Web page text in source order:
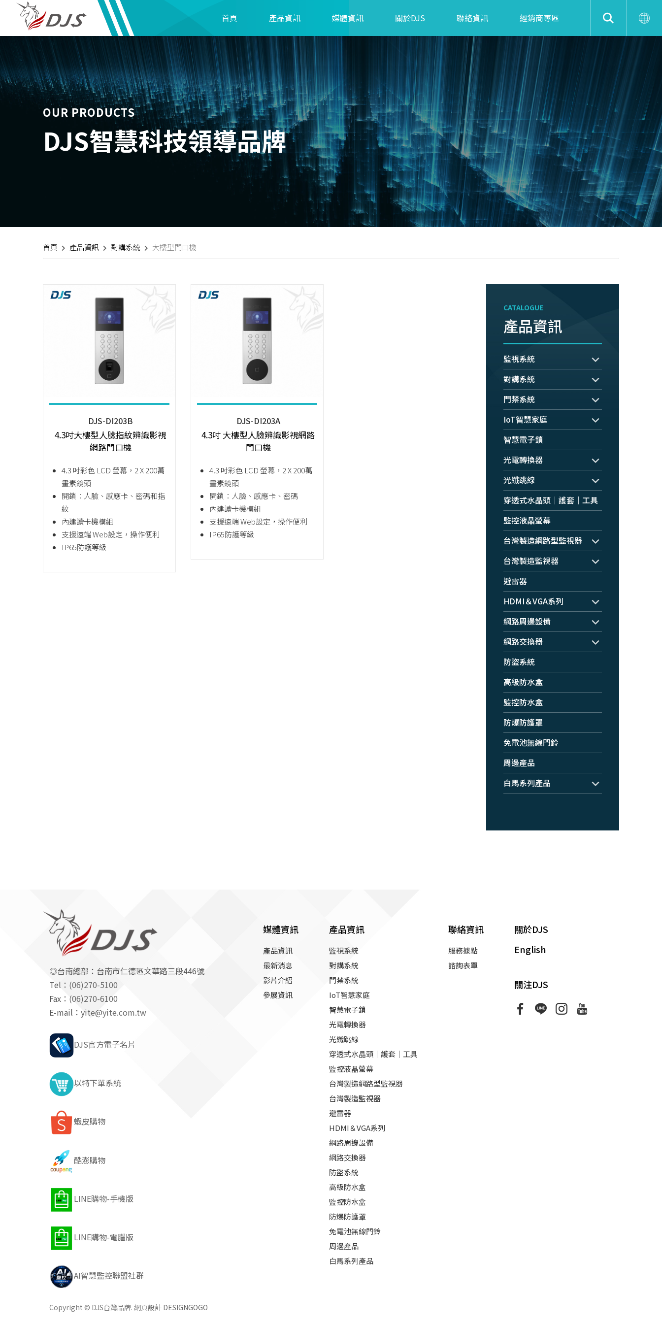
首頁 產品資訊 媒體資訊 關於DJS 聯絡資訊 經銷商專區
OUR PRODUCTS
DJS智慧科技領導品牌
首頁 產品資訊 對講系統 大樓型門口機
DJS-DI203B
4.3吋大樓型人臉指紋辨識影視
網路門口機
4.3 吋彩色 LCD 螢幕，2 X 200萬
畫素鏡頭
開鎖：人臉、感應卡、密碼和指
紋
內建讀卡機模組
支援遠端 Web設定，操作便利
IP65防護等級
DJS-DI203A
4.3吋 大樓型人臉辨識影視網路
門口機
4.3 吋彩色 LCD 螢幕，2 X 200萬
畫素鏡頭
開鎖：人臉、感應卡、密碼
內建讀卡機模組
支援遠端 Web設定，操作便利
IP65防護等級
CATALOGUE
產品資訊
監視系統
對講系統
門禁系統
IoT智慧家庭
智慧電子鎖
光電轉換器
光纖跳線
穿透式水晶頭｜護套｜工具
監控液晶螢幕
台灣製造網路型監視器
台灣製造監視器
避雷器
HDMI＆VGA系列
網路周邊設備
網路交換器
防盜系統
高級防水盒
監控防水盒
防爆防護罩
免電池無線門鈴
周邊產品
白馬系列產品
◎台南總部：台南市仁德區文華路三段446號
Tel： (06)270-5100
Fax： (06)270-6100
E-mail： yite@yite.com.tw
DJS官方電子名片
以特下單系統
蝦皮購物
酷澎購物
LINE購物-手機版
LINE購物-電腦版
AI智慧監控聯盟社群
Copyright © DJS台灣品牌. 網頁設計 DESIGNGOGO
媒體資訊
產品資訊
最新消息
影片介紹
參展資訊
產品資訊
監視系統
對講系統
門禁系統
IoT智慧家庭
智慧電子鎖
光電轉換器
光纖跳線
穿透式水晶頭｜護套｜工具
監控液晶螢幕
台灣製造網路型監視器
台灣製造監視器
避雷器
HDMI＆VGA系列
網路周邊設備
網路交換器
防盜系統
高級防水盒
監控防水盒
防爆防護罩
免電池無線門鈴
周邊產品
白馬系列產品
聯絡資訊
服務據點
諮詢表單
關於DJS
English
關注DJS